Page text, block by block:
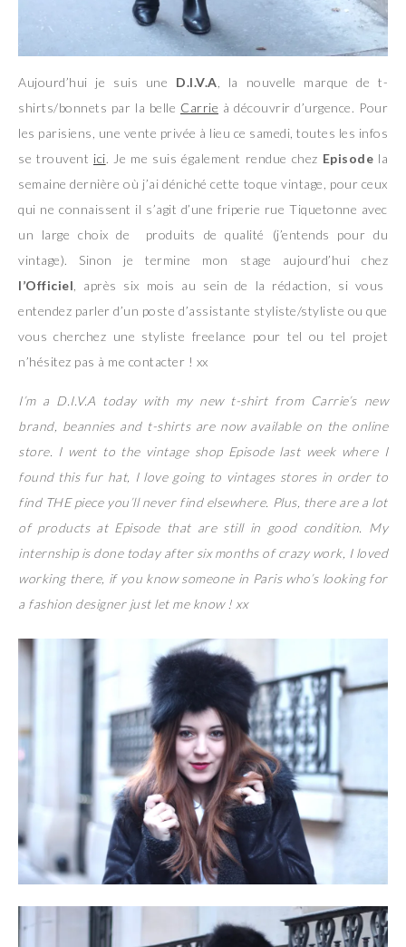
Aujourd’hui je suis une D.I.V.A , la nouvelle marque de t-
shirts/bonnets par la belle Carrie à découvrir d’urgence. Pour
les parisiens, une vente privée à lieu ce samedi, toutes les infos
se trouvent ici. Je me suis également rendue chez Episode la
semaine dernière où j’ai déniché cette toque vintage, pour ceux
qui ne connaissent il s’agit d’une friperie rue Tiquetonne avec
un large choix de produits de qualité (j’entends pour du
vintage). Sinon je termine mon stage aujourd’hui chez
l’Officiel , après six mois au sein de la rédaction, si vous
entendez parler d’un poste d’assistante styliste/styliste ou que
vous cherchez une styliste freelance pour tel ou tel projet
n’hésitez pas à me contacter ! xx
I’m a D.I.V.A today with my new t-shirt from Carrie’s new
brand, beannies and t-shirts are now available on the online
store. I went to the vintage shop Episode last week where I
found this fur hat, I love going to vintages stores in order to
find THE piece you’ll never find elsewhere. Plus, there are a lot
of products at Episode that are still in good condition. My
internship is done today after six months of crazy work, I loved
working there, if you know someone in Paris who’s looking for
a fashion designer just let me know ! xx